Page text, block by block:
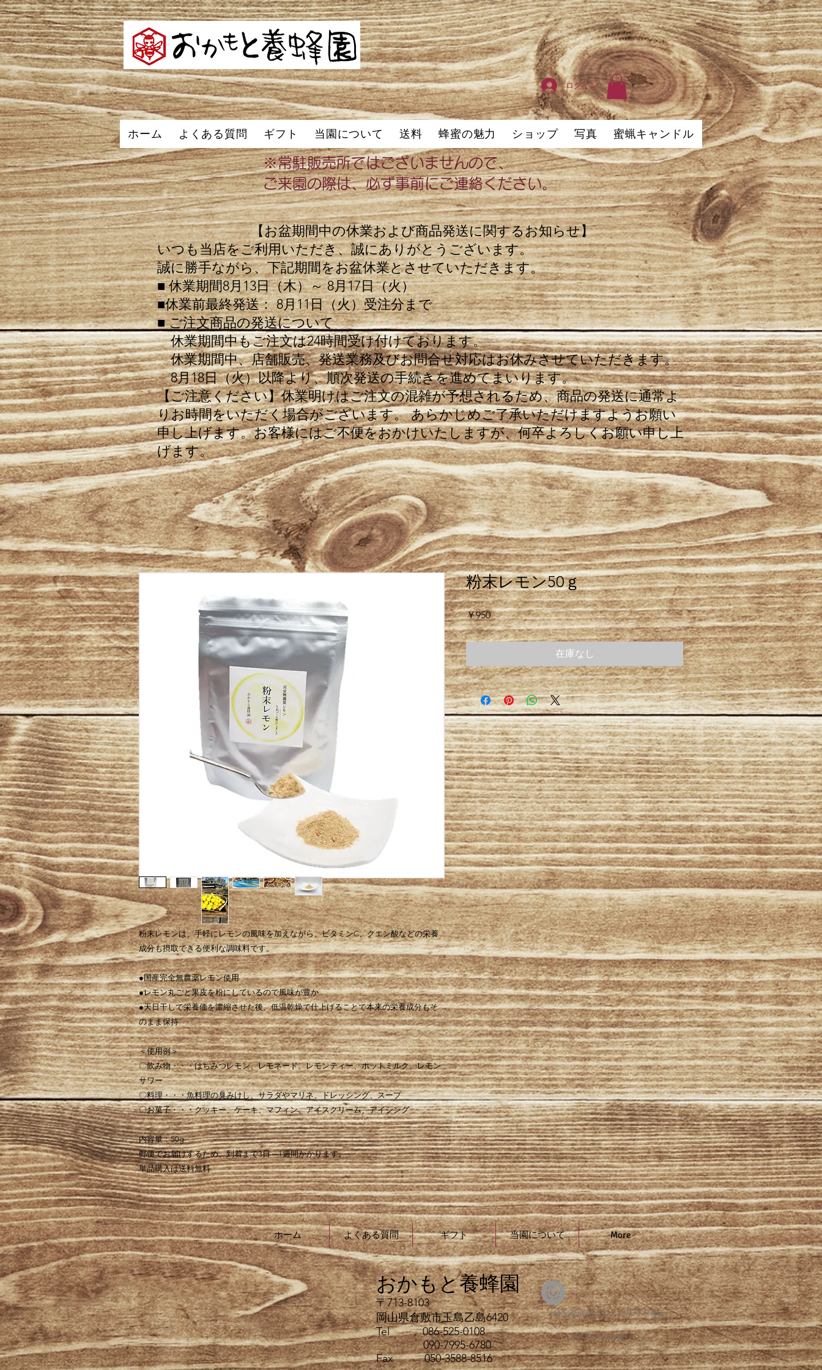
ログイン
ホーム よくある質問 ギフト 当園について 送料 蜂蜜の魅力 ショップ 写真 蜜蝋キャンドル
※常駐販売所ではございませんので、
ご来園の際は、必ず事前にご連絡ください。
【お盆期間中の休業および商品発送に関するお知らせ】
いつも当店をご利用いただき、誠にありがとうございます。
誠に勝手ながら、下記期間をお盆休業とさせていただきます。
■ 休業期間8月13日（木）～ 8月17日（火）
■休業前最終発送： 8月11日（火）受注分まで
■ ご注文商品の発送について
休業期間中もご注文は24時間受け付けております。
休業期間中、店舗販売、発送業務及びお問合せ対応はお休みさせていただきます。
8月18日（火）以降より、順次発送の手続きを進めてまいります。
【ご注意ください】休業明けはご注文の混雑が予想されるため、商品の発送に通常よ
りお時間をいただく場合がございます。 あらかじめご了承いただけますようお願い
申し上げます。お客様にはご不便をおかけいたしますが、何卒よろしくお願い申し上
げます。
粉末レモンは、手軽にレモンの風味を加えながら、ビタミンC、クエン酸などの栄養
成分も摂取できる便利な調味料です。
●国産完全無農薬レモン使用
●レモン丸ごと果皮を粉にしているので風味が豊か
●天日干しで栄養価を濃縮させた後、低温乾燥で仕上げることで本来の栄養成分もそ
のまま保持
＜使用例＞
〇飲み物・・・はちみつレモン、レモネード、レモンティー、ホットミルク、レモン
サワー
〇料理・・・魚料理の臭みけし、サラダやマリネ、ドレッシング、スープ
〇お菓子・・・クッキー、ケーキ、マフィン、アイスクリーム、アイシング
内容量：50g
郵便でお届けするため、到着まで3日～1週間かかります。
単品購入は送料無料
粉末レモン50ｇ
￥950価
格
在庫なし
ホーム よくある質問 ギフト 当園について More
おかもと養蜂園
〒713-8103
岡山県倉敷市玉島乙島6420
Tel 086-525-0108
090-7995-6780
​Fax 050-3588-8516
特定商取引にもとづ基づく表示
プライバシーポリシー